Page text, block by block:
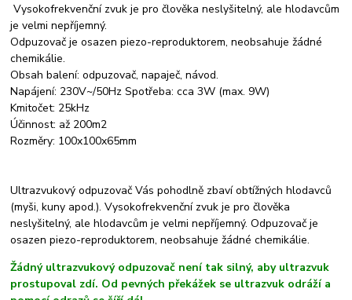
Vysokofrekvenční zvuk je pro člověka neslyšitelný, ale hlodavcům
je velmi nepříjemný.
Odpuzovač je osazen piezo-reproduktorem, neobsahuje žádné
chemikálie.
Obsah balení: odpuzovač, napaječ, návod.
Napájení: 230V~/50Hz Spotřeba: cca 3W (max. 9W)
Kmitočet: 25kHz
Účinnost: až 200m2
Rozměry: 100x100x65mm
Ultrazvukový odpuzovač Vás pohodlně zbaví obtížných hlodavců
(myši, kuny apod.). Vysokofrekvenční zvuk je pro člověka
neslyšitelný, ale hlodavcům je velmi nepříjemný. Odpuzovač je
osazen piezo-reproduktorem, neobsahuje žádné chemikálie.
Žádný ultrazvukový odpuzovač není tak silný, aby ultrazvuk
prostupoval zdí. Od pevných překážek se ultrazvuk odráží a